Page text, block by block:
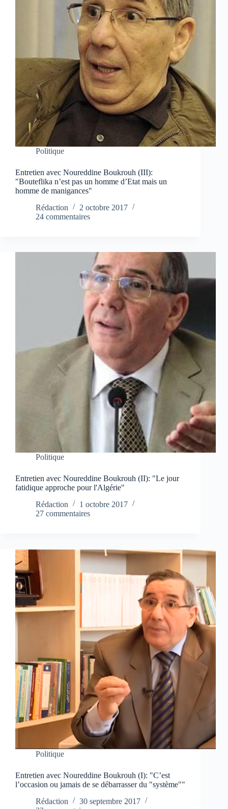
Politique
Entretien avec Noureddine Boukrouh (III):
"Bouteflika n’est pas un homme d’Etat mais un
homme de manigances"
Rédaction
2 octobre 2017
24 commentaires
Politique
Entretien avec Noureddine Boukrouh (II): "Le jour
fatidique approche pour l'Algérie"
Rédaction
1 octobre 2017
27 commentaires
Politique
Entretien avec Noureddine Boukrouh (I): "C’est
l’occasion ou jamais de se débarrasser du "système""
Rédaction
30 septembre 2017